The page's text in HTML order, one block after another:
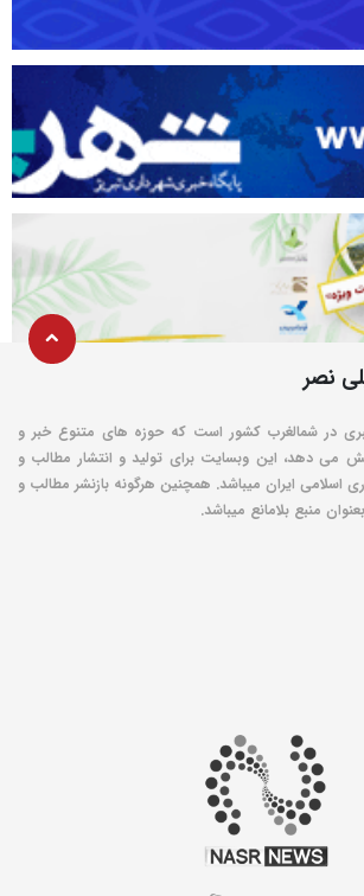
نصر
خبری در شمالغرب کشور است که حوزه های متنوع خبر و
می دهد، این وبسایت برای تولید و انتشار مطالب و
اسلامی ایران میباشد. همچنین هرگونه بازنشر مطالب و
منبع بلامانع میباشد.